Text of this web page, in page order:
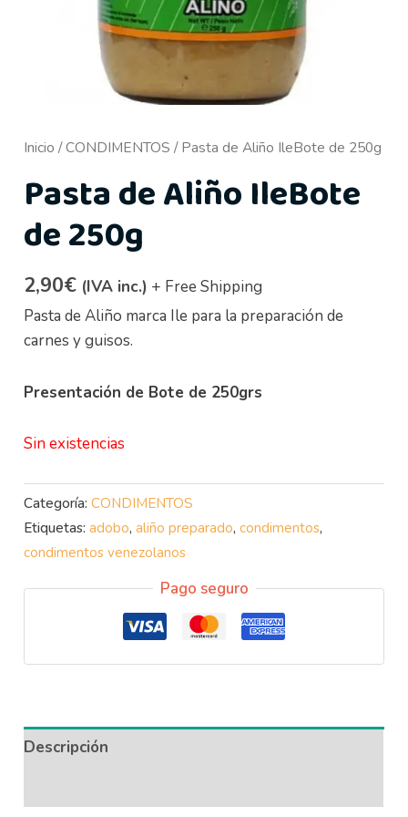
Inicio /CONDIMENTOS / Pasta de Aliño IleBote de 250g
Pasta de Aliño IleBote
de 250g
2,90€ (IVA inc.) + Free Shipping
Pasta de Aliño marca Ile para la preparación de
carnes y guisos.
Presentación de Bote de 250grs
Sin existencias
Categoría:CONDIMENTOS
Etiquetas:adobo,aliño preparado,condimentos,
condimentos venezolanos
Pago seguro
Descripción